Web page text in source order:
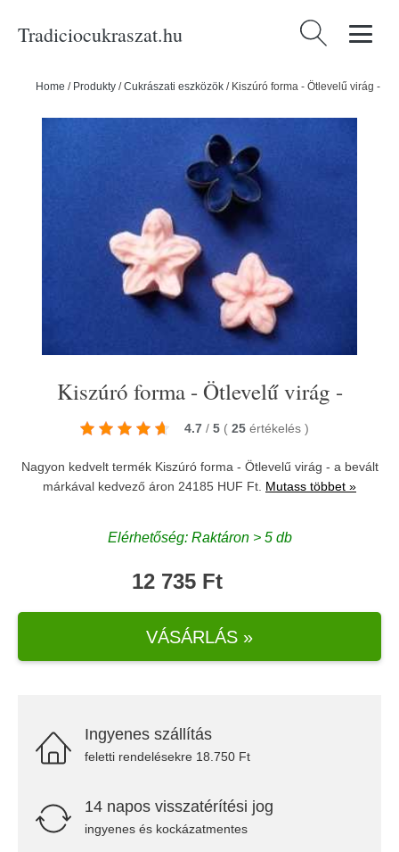
Tradiciocukraszat.hu Keresés:
Home / Produkty /Cukrászati eszközök / Kiszúró forma - Ötlevelű virág -
Kiszúró forma - Ötlevelű virág -
4.7 / 5 ( 25 értékelés )
Nagyon kedvelt termék Kiszúró forma - Ötlevelű virág - a bevált
márkával kedvező áron 24185 HUF Ft. Mutass többet »
Elérhetőség: Raktáron > 5 db
12 735 Ft
VÁSÁRLÁS »
Ingyenes szállítás
feletti rendelésekre 18.750 Ft
14 napos visszatérítési jog
ingyenes és kockázatmentes